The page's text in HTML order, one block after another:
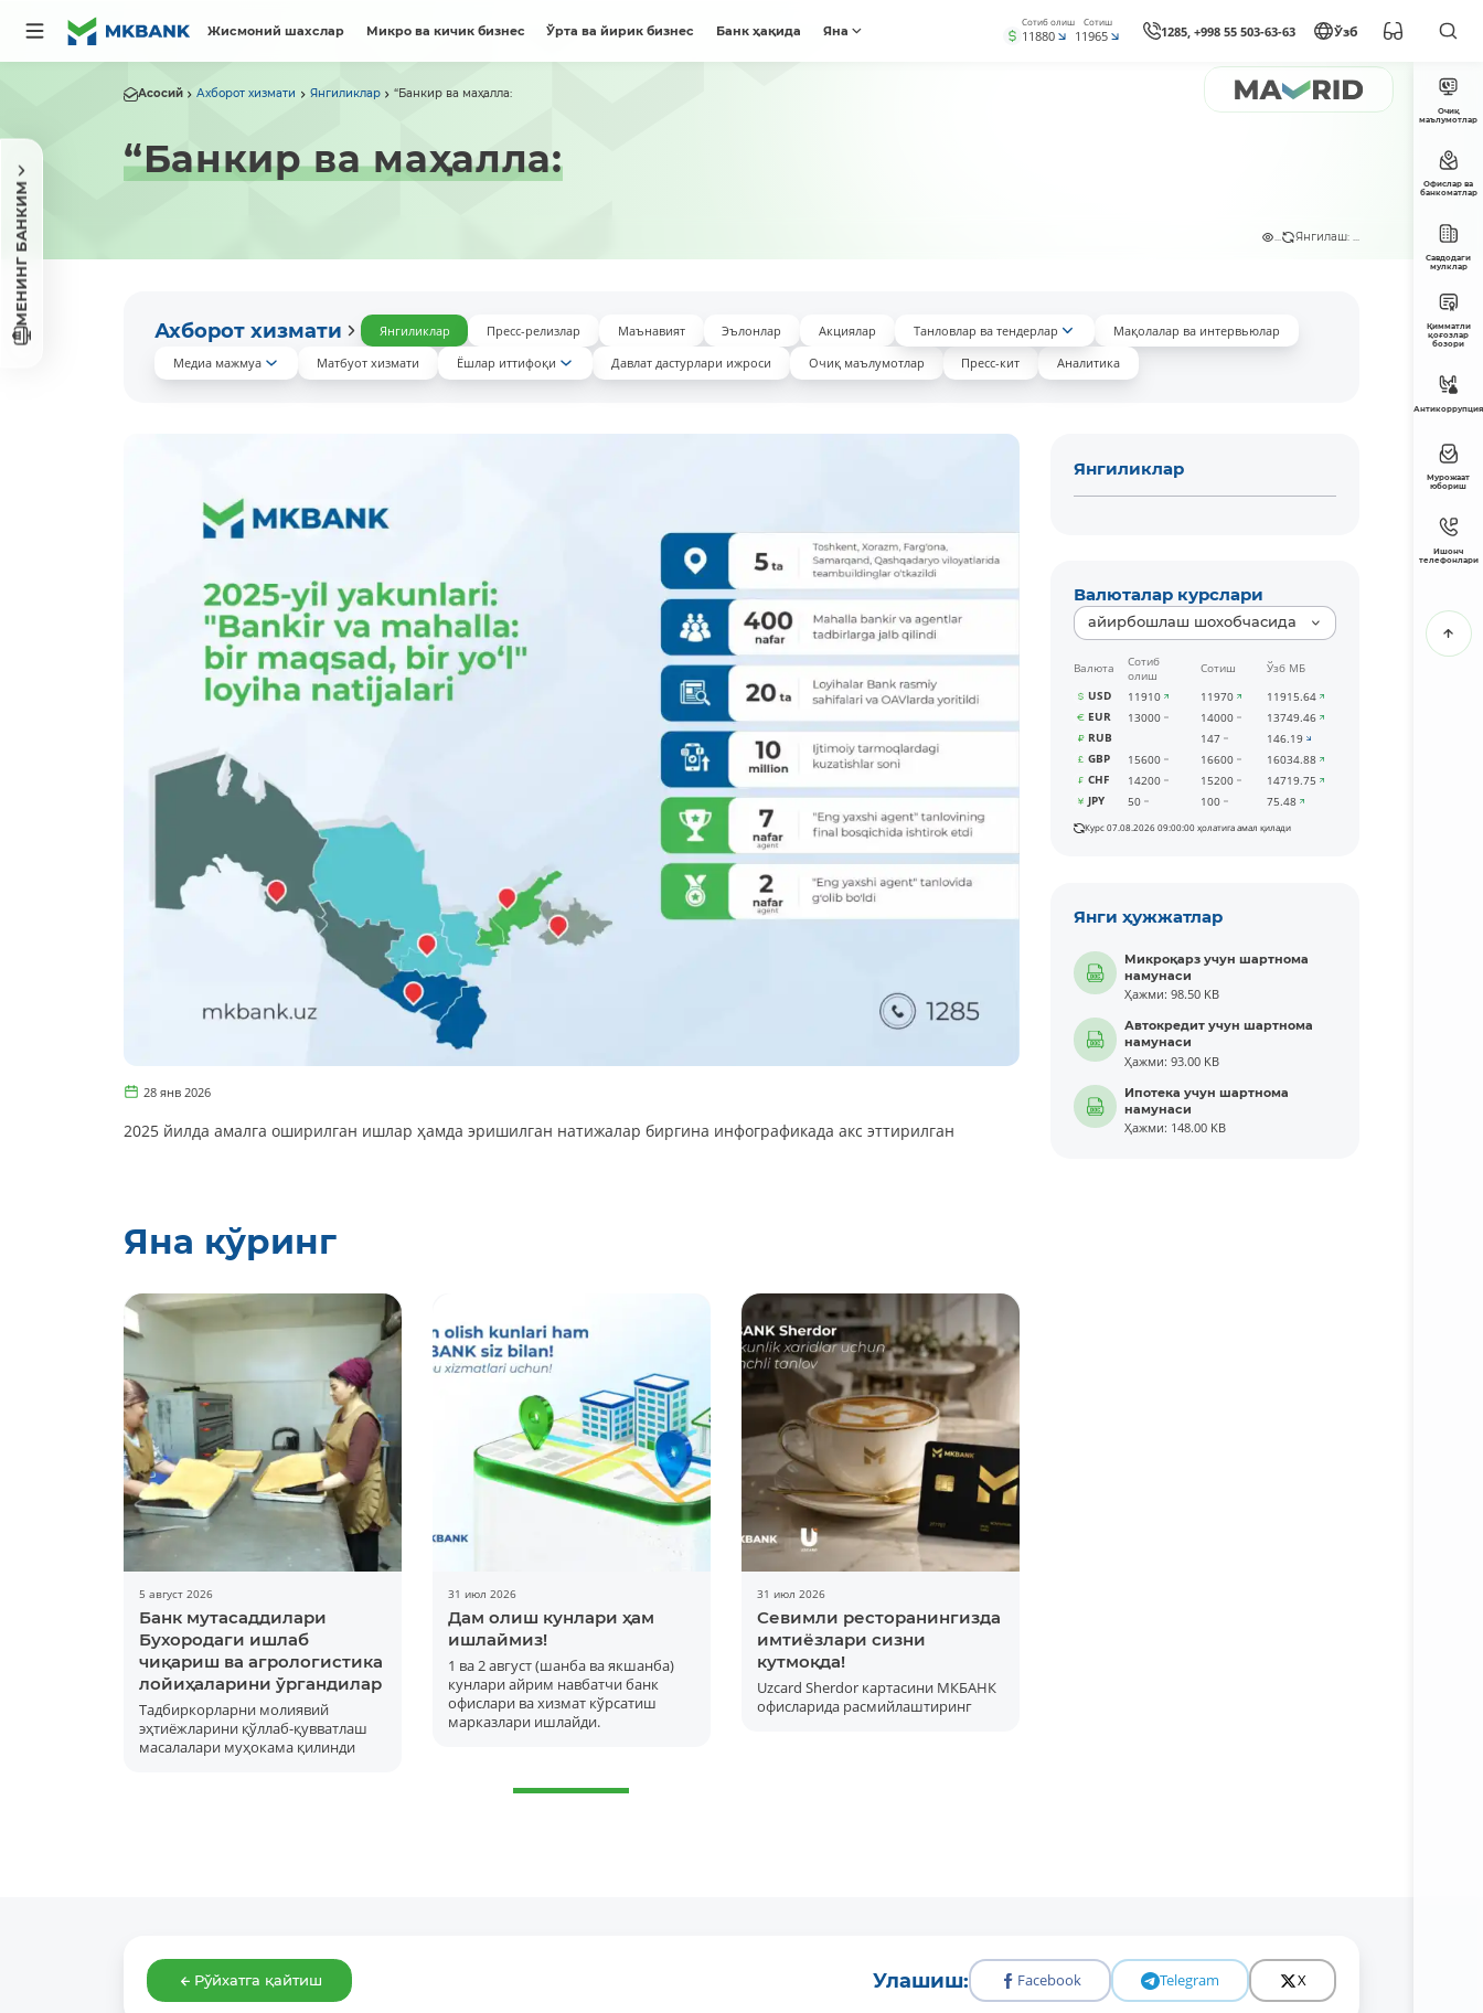
Жисмоний шахслар Микро ва кичик бизнес Ўрта ва йирик бизнес Банк ҳақида Яна
Сотиб олиш
11880
Сотиш
11965 1285, +998 55 503-63-63 Ўзб
МЕНИНГ БАНКИМ
Асосий Ахборот хизмати Янгиликлар “Банкир ва маҳалла:
“Банкир ва маҳалла:
... Янгилаш: ...
Ахборот хизмати Янгиликлар Пресс-релизлар Маънавият Эълонлар Акциялар Танловлар ва тендерлар
Мақолалар ва интервьюлар
Медиа мажмуа
Матбуот хизмати Ёшлар иттифоқи Давлат дастурлари ижроси Очиқ маълумотлар Пресс-кит Аналитика
28 янв 2026
2025 йилда амалга оширилган ишлар ҳамда эришилган натижалар биргина инфографикада акс эттирилган
Яна кўринг
5 август 2026
Банк мутасаддилари
Бухородаги ишлаб
чиқариш ва агрологистика
лойиҳаларини ўргандилар
Тадбиркорларни молиявий
эҳтиёжларини қўллаб-қувватлаш
масалалари муҳокама қилинди
31 июл 2026
Дам олиш кунлари ҳам
ишлаймиз!
1 ва 2 август (шанба ва якшанба)
кунлари айрим навбатчи банк
офислари ва хизмат кўрсатиш
марказлари ишлайди.
31 июл 2026
Севимли ресторанингизда
имтиёзлари сизни
кутмоқда!
Uzcard Sherdor картасини МКБАНК
офисларида расмийлаштиринг
Янгиликлар
Валюталар курслари
айирбошлаш шохобчасида
Валюта
Сотиб
олиш
Сотиш
Ўзб МБ
USD
11910 11970
11915.64
EUR
13000 14000
13749.46
RUB
147
146.19
GBP
15600 16600
16034.88
CHF
14200 15200
14719.75
JPY
50 100 75.48
Курс 07.08.2026 09:00:00 ҳолатига амал қилади
Янги ҳужжатлар
Микроқарз учун шартнома
намунаси
Ҳажми: 98.50 KB
Автокредит учун шартнома
намунаси
Ҳажми: 93.00 KB
Ипотека учун шартнома
намунаси
Ҳажми: 148.00 KB
Рўйхатга қайтиш Улашиш: Facebook Telegram X
Очиқ
маълумотлар
Офислар ва
банкоматлар
Савдодаги
мулклар
Қимматли
қоғозлар
бозори
Антикоррупция
Мурожаат
юбориш
Ишонч
телефонлари